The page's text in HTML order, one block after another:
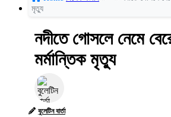
মৃত্যু
নদীতে গোসলে নেমে
মর্মান্তিক মৃত্যু
বুলেটিন বার্তা